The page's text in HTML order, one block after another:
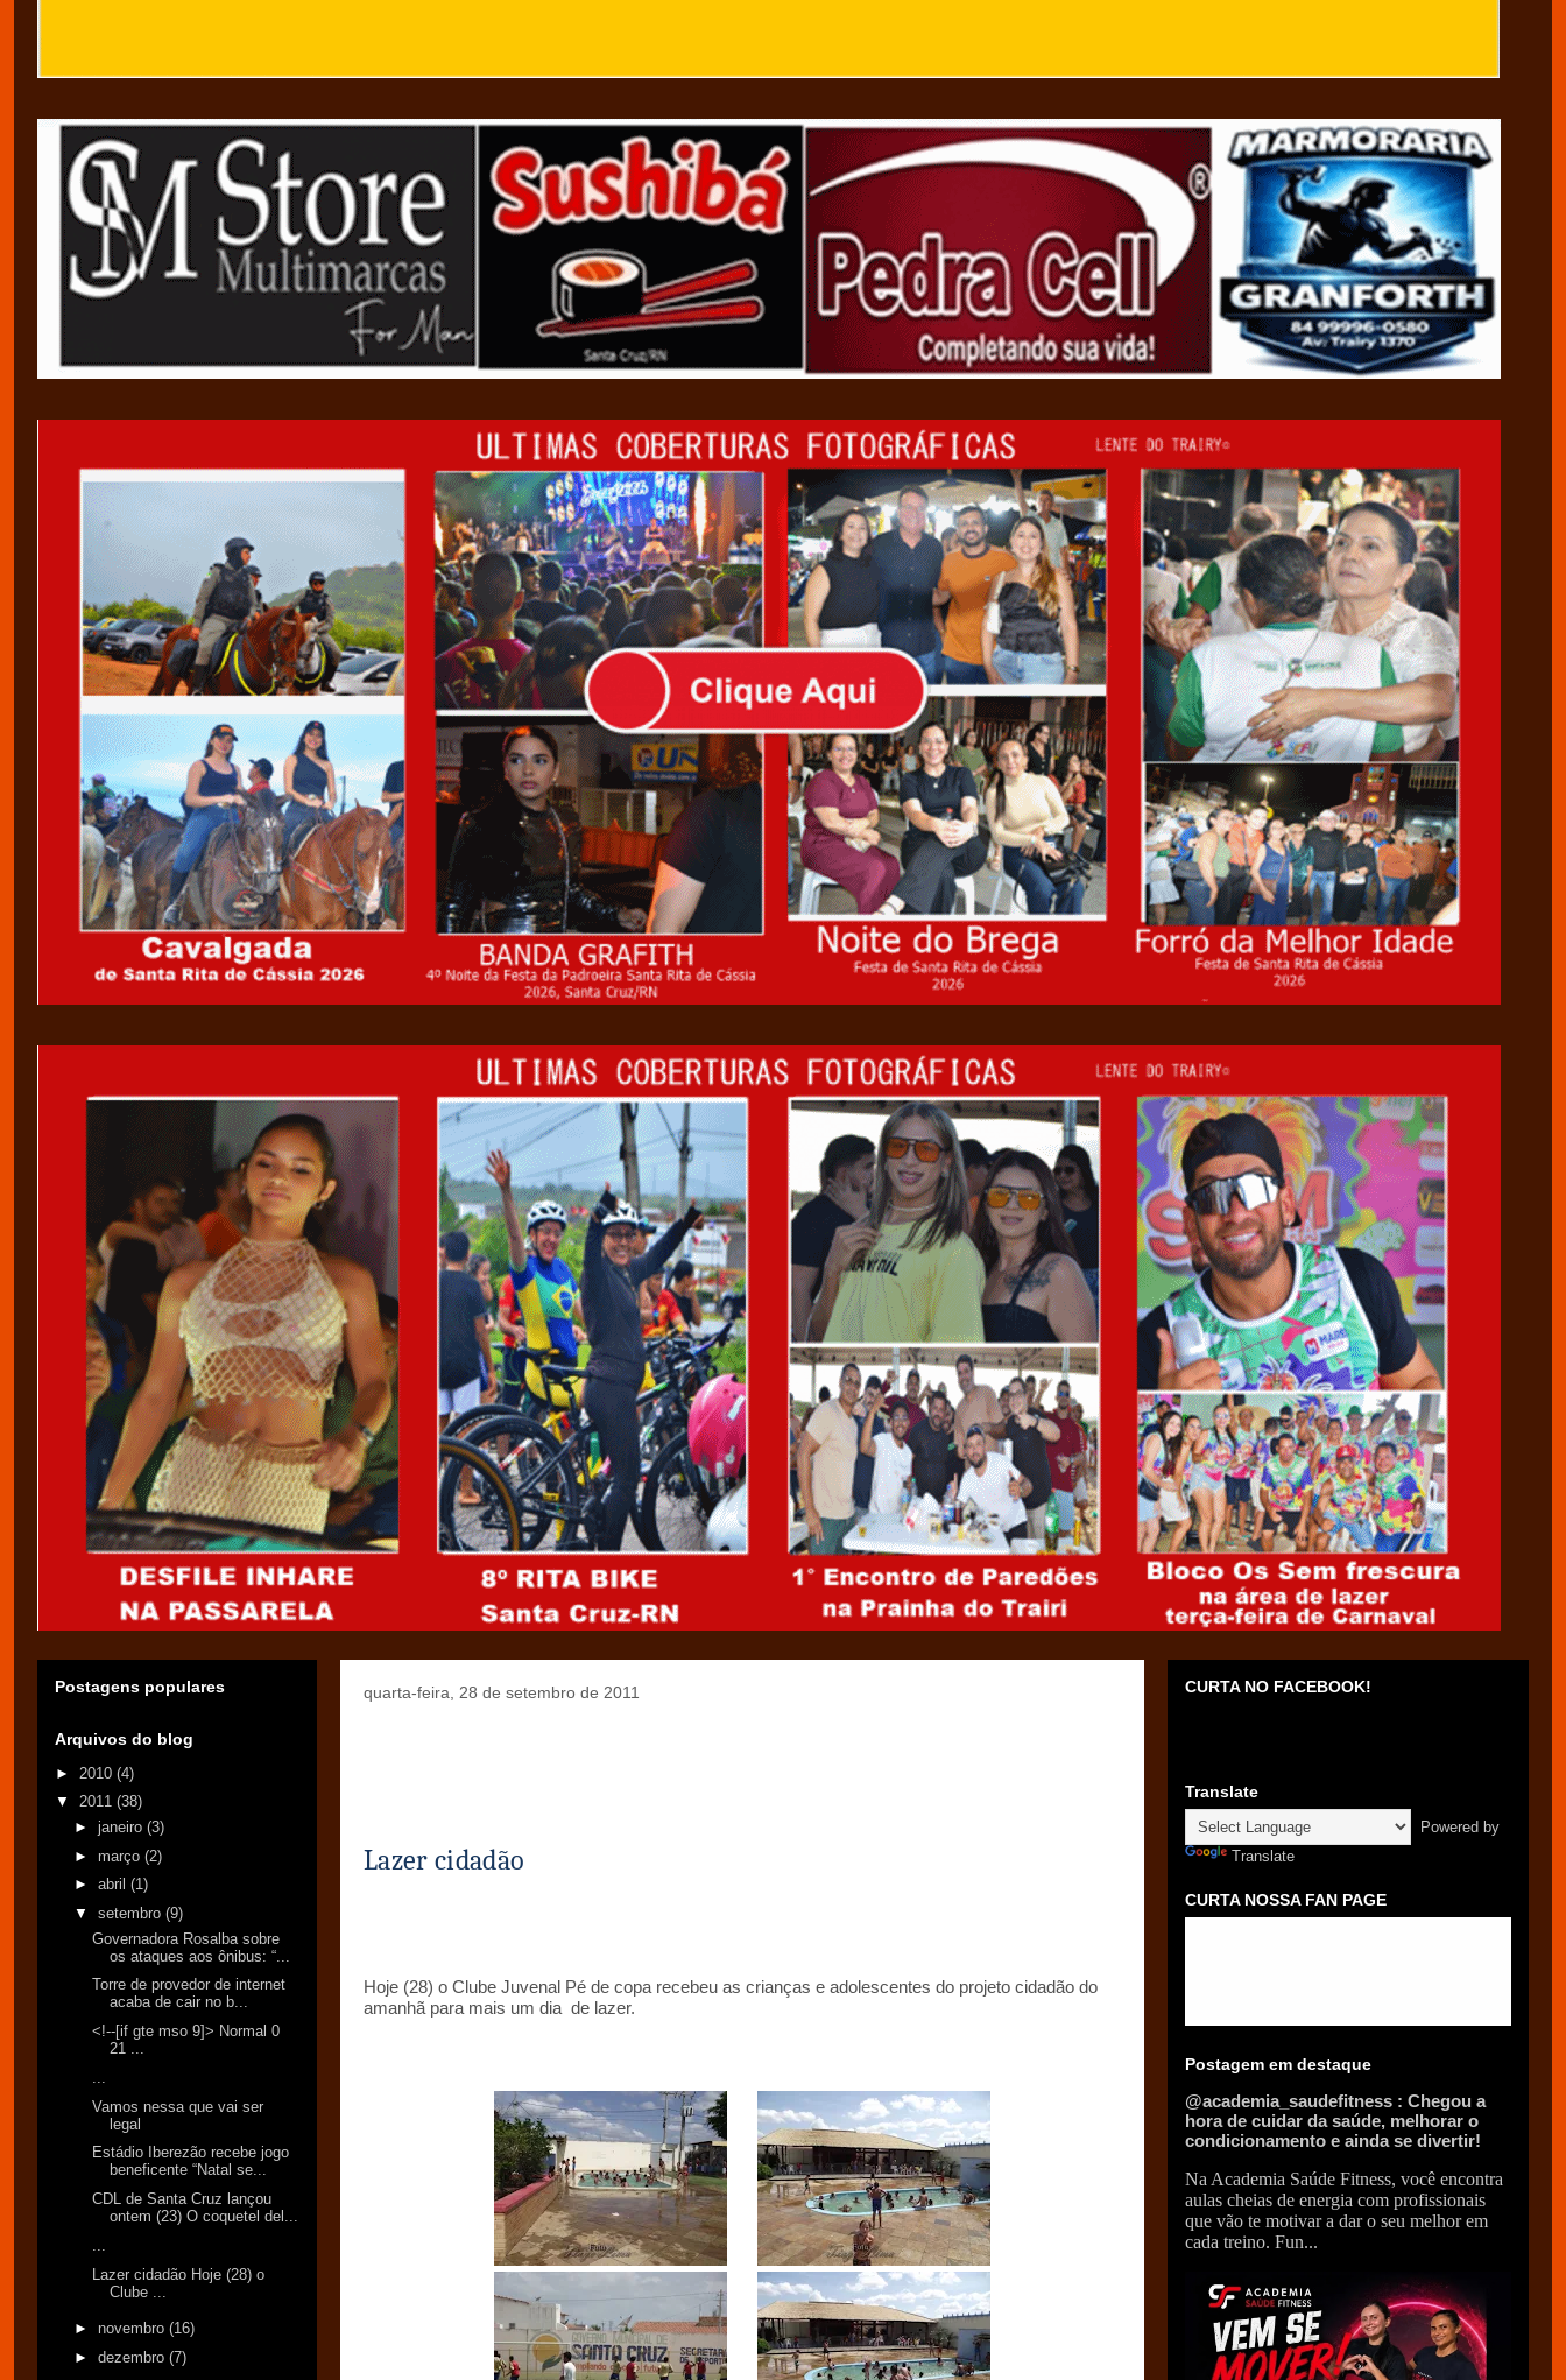
quarta-feira, 28 de setembro de 2011
Lazer cidadão
Hoje (28) o Clube Juvenal Pé de copa recebeu as crianças e adolescentes do projeto cidadão do
amanhã para mais um dia de lazer.
Postagens populares
Arquivos do blog
► 2010 (4)
▼ 2011 (38)
► janeiro (3)
► março (2)
► abril (1)
▼ setembro (9)
Governadora Rosalba sobre
os ataques aos ônibus: “...
Torre de provedor de internet
acaba de cair no b...
<!--[if gte mso 9]> Normal 0
21 ...
Vamos nessa que vai ser
legal
Estádio Iberezão recebe jogo
beneficente “Natal se...
CDL de Santa Cruz lançou
ontem (23) O coquetel del...
Lazer cidadão Hoje (28) o
Clube ...
► novembro (16)
► dezembro (7)
CURTA NO FACEBOOK!
Translate
Powered by
Translate
CURTA NOSSA FAN PAGE
Postagem em destaque
@academia_saudefitness : Chegou a
hora de cuidar da saúde, melhorar o
condicionamento e ainda se divertir!
Na Academia Saúde Fitness, você encontra
aulas cheias de energia com profissionais
que vão te motivar a dar o seu melhor em
cada treino. Fun...